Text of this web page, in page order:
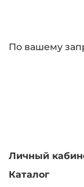
По вашему
Личный
Каталог